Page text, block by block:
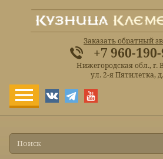
Заказать обратный
+7 960-
Нижегородская обл., г.
ул. 2-я Пятилетка,